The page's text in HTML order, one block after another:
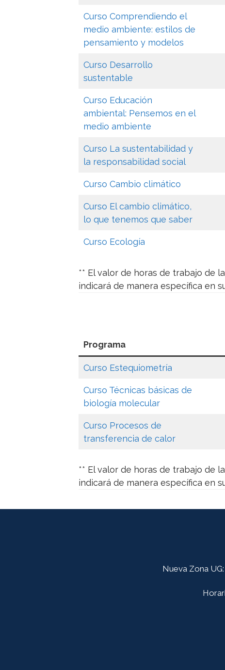
Curso Comprendiendo el
medio ambiente: estilos de
pensamiento y modelos
Curso Desarrollo
sustentable
Curso Educación
ambiental: Pensemos en el
medio ambiente
Curso La sustentabilidad y
la responsabilidad social
Curso Cambio climático
Curso El cambio climático,
lo que tenemos que saber
Curso Ecología
** El valor de horas de trabajo de
indicará de manera específica en
Programa
Curso Estequiometría
Curso Técnicas básicas de
biología molecular
Curso Procesos de
transferencia de calor
** El valor de horas de trabajo de
indicará de manera específica en
Nueva Zona